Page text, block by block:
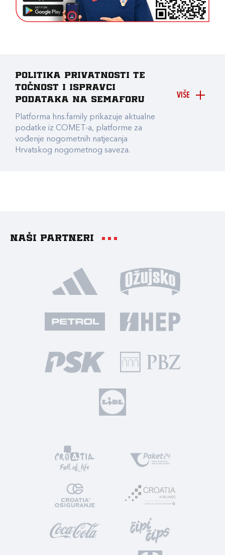
VIŠE
Politika privatnosti te
točnost i ispravci
podataka na Semaforu
Platforma hns.family prikazuje aktualne
podatke iz COMET-a, platforme za
vođenje nogometnih natjecanja
Hrvatskog nogometnog saveza.
Naši partneri